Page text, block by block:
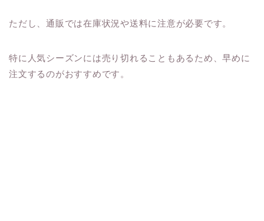
ただし、通販では在庫状況や送料に注意が必要です。
特に人気シーズンには売り切れることもあるため、早めに
注文するのがおすすめです。